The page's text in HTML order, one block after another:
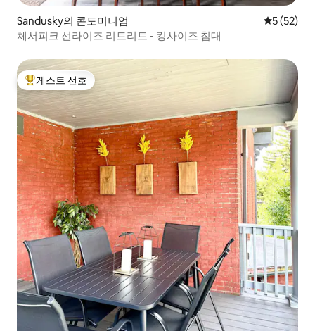
Sandusky의 콘도미니엄 평점 5점
5 (52)
체서피크 선라이즈 리트리트 - 킹사이즈 침대
상위 게스트 선호
게스트 선호